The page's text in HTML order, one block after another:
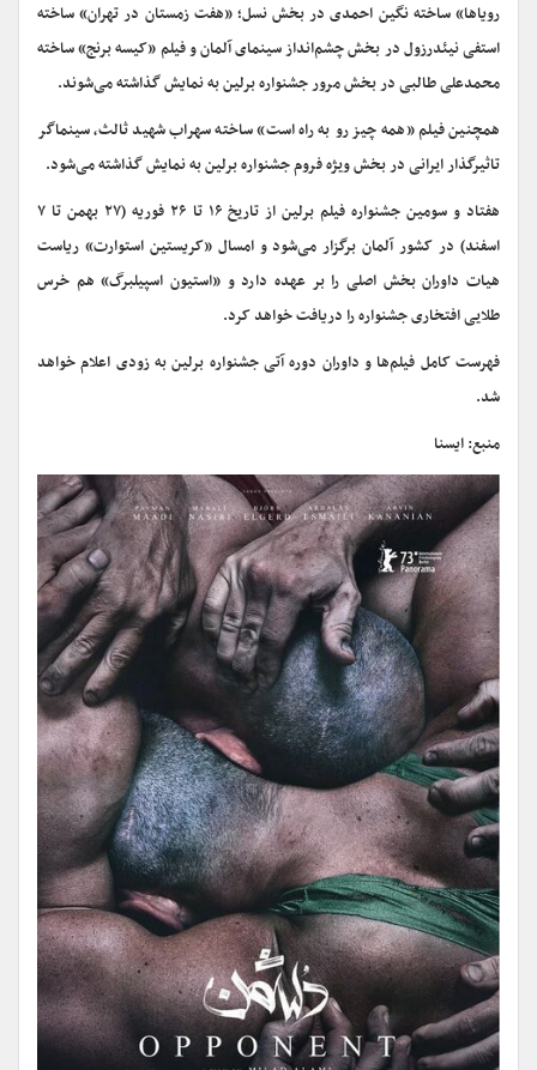
رویاها» ساخته نگین احمدی در بخش نسل؛ «هفت زمستان در تهران» ساخته
استفی نیئدرزول در بخش چشم‌انداز سینمای آلمان و فیلم «کیسه برنج» ساخته
محمدعلی طالبی در بخش مرور جشنواره برلین به نمایش گذاشته می‌شوند.
همچنین فیلم «همه چیز رو به راه است» ساخته سهراب شهید ثالث، سینماگر
تاثیرگذار ایرانی در بخش ویژه فروم جشنواره برلین به نمایش گذاشته می‌شود.
هفتاد و سومین جشنواره فیلم برلین از تاریخ ۱۶ تا ۲۶ فوریه (۲۷ بهمن تا ۷
اسفند) در کشور آلمان برگزار می‌شود و امسال «کریستین استوارت» ریاست
هیات داوران بخش اصلی را بر عهده دارد و «استیون اسپیلبرگ» هم خرس
طلایی افتخاری جشنواره را دریافت خواهد کرد.
فهرست کامل فیلم‌ها و داوران دوره آتی جشنواره برلین به زودی اعلام خواهد
شد.
منبع: ایسنا